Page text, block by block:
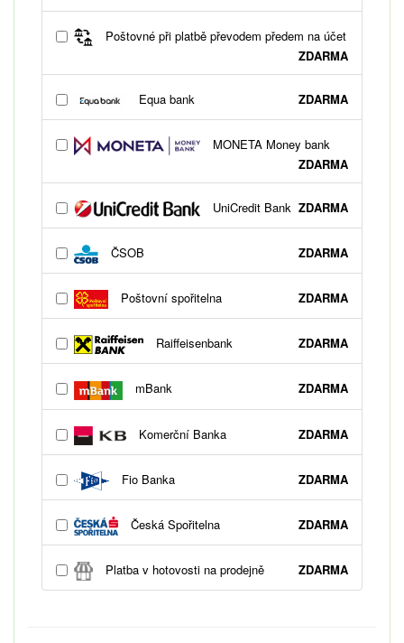
Poštovné při platbě převodem předem na účet
ZDARMA
Equa bank ZDARMA
MONETA Money bank
ZDARMA
UniCredit Bank ZDARMA
ČSOB ZDARMA
Poštovní spořitelna ZDARMA
Raiffeisenbank ZDARMA
mBank ZDARMA
Komerční Banka ZDARMA
Fio Banka ZDARMA
Česká Spořitelna ZDARMA
Platba v hotovosti na prodejně ZDARMA